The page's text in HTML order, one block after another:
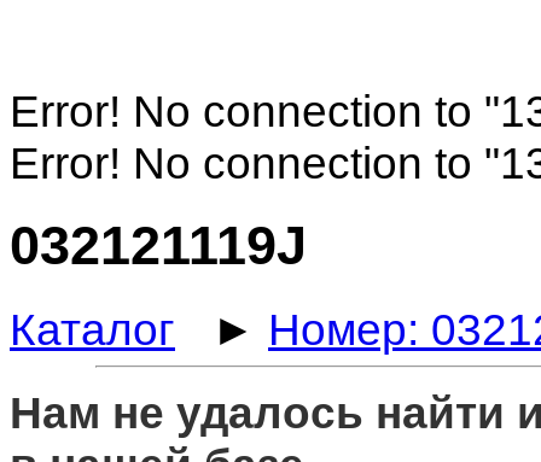
Error! No connection to
Error! No connection to
032121119J
Каталог ► Номер:
Нам не удалось найти